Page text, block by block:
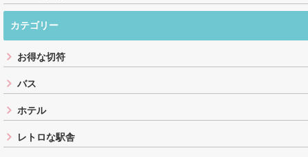
カテゴリー
お得な切符
バス
ホテル
レトロな駅舎